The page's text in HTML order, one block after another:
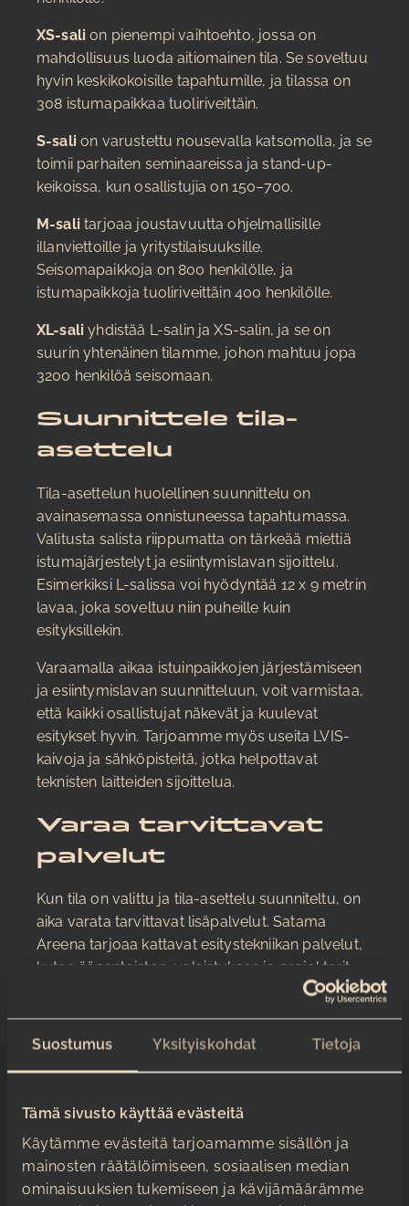
Suostumus Yksityiskohdat Tietoja
Tämä sivusto käyttää evästeitä
Käytämme evästeitä tarjoamamme sisällön ja
mainosten räätälöimiseen, sosiaalisen median
ominaisuuksien tukemiseen ja kävijämäärämme
XS-sali on pienempi vaihtoehto, jossa on
mahdollisuus luoda aitiomainen tila. Se soveltuu
hyvin keskikokoisille tapahtumille, ja tilassa on
308 istumapaikkaa tuoliriveittäin.
S-sali on varustettu nousevalla katsomolla, ja se
toimii parhaiten seminaareissa ja stand-up-
keikoissa, kun osallistujia on 150–700.
M-sali tarjoaa joustavuutta ohjelmallisille
illanviettoille ja yritystilaisuuksille.
Seisomapaikkoja on 800 henkilölle, ja
istumapaikkoja tuoliriveittäin 400 henkilölle.
XL-sali yhdistää L-salin ja XS-salin, ja se on
suurin yhtenäinen tilamme, johon mahtuu jopa
3200 henkilöä seisomaan.
Suunnittele tila-
asettelu
Tila-asettelun huolellinen suunnittelu on
avainasemassa onnistuneessa tapahtumassa.
Valitusta salista riippumatta on tärkeää miettiä
istumajärjestelyt ja esiintymislavan sijoittelu.
Esimerkiksi L-salissa voi hyödyntää 12 x 9 metrin
lavaa, joka soveltuu niin puheille kuin
esityksillekin.
Varaamalla aikaa istuinpaikkojen järjestämiseen
ja esiintymislavan suunnitteluun, voit varmistaa,
että kaikki osallistujat näkevät ja kuulevat
esitykset hyvin. Tarjoamme myös useita LVIS-
kaivoja ja sähköpisteitä, jotka helpottavat
teknisten laitteiden sijoittelua.
Varaa tarvittavat
palvelut
Kun tila on valittu ja tila-asettelu suunniteltu, on
aika varata tarvittavat lisäpalvelut. Satama
Areena tarjoaa kattavat esitystekniikan palvelut,
kuten äänentoiston, valaistuksen ja projektorit,
jotka tekevät tapahtumista sujuvia ja vaikuttavia.
henkilökuntaamme, joka auttaa sinua teknisten
ratkaisujen toteuttamisessa ja varmistaa, että
esitystekniikka ovat olennainen osa onnistunutta
tilaisuutta, ja niiden varmistaminen ajoissa on
tärkeää.